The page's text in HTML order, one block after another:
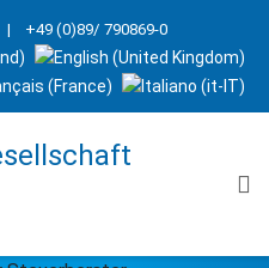
| +49 (0)89/ 790869-0